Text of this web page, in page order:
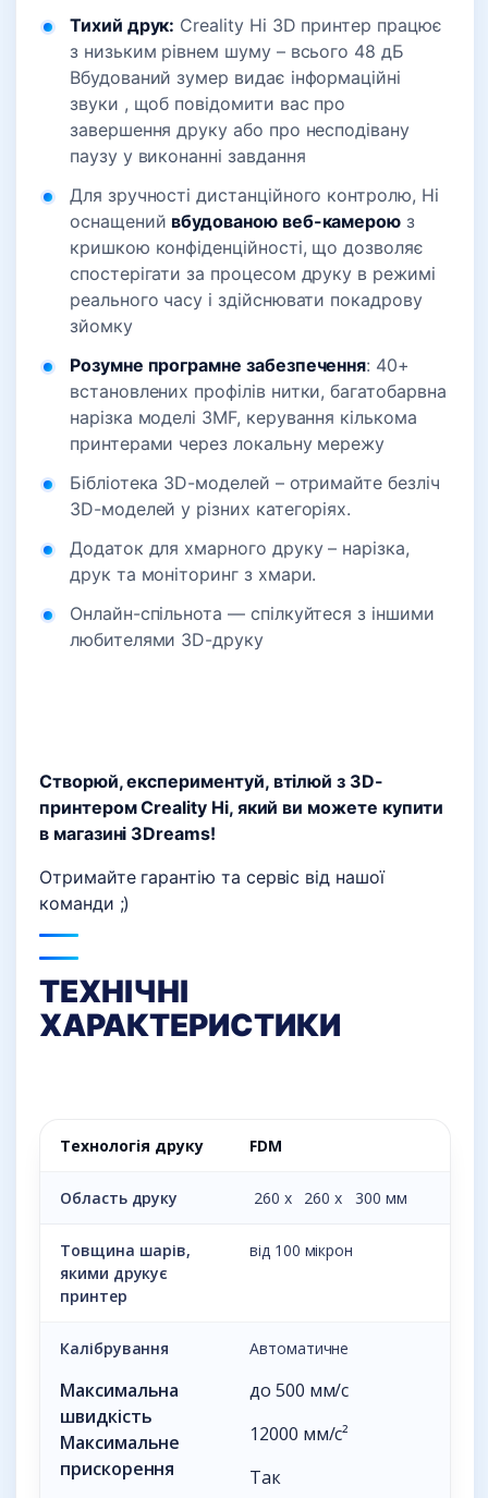
Тихий друк: Creality Hi 3D принтер працює
з низьким рівнем шуму – всього 48 дБ
Вбудований зумер видає інформаційні
звуки , щоб повідомити вас про
завершення друку або про несподівану
паузу у виконанні завдання
Для зручності дистанційного контролю, Hi
оснащений вбудованою веб-камерою з
кришкою конфіденційності, що дозволяє
спостерігати за процесом друку в режимі
реального часу і здійснювати покадрову
зйомку
Розумне програмне забезпечення: 40+
встановлених профілів нитки, багатобарвна
нарізка моделі 3MF, керування кількома
принтерами через локальну мережу
Бібліотека 3D-моделей – отримайте безліч
3D-моделей у різних категоріях.
Додаток для хмарного друку – нарізка,
друк та моніторинг з хмари.
Онлайн-спільнота — спілкуйтеся з іншими
любителями 3D-друку
Створюй, експериментуй, втілюй з 3D-
принтером Creality Hi, який ви можете купити
в магазині 3Dreams!
Отримайте гарантію та сервіс від нашої
команди ;)
ТЕХНІЧНІ
ХАРАКТЕРИСТИКИ
Технологія друку FDM
Область друку 260 х 260 х 300 мм
Товщина шарів,
якими друкує
принтер
від 100 мікрон
Калібрування
Максимальна
швидкість
Максимальне
прискорення
Автоматичне
до 500 мм/c
12000 мм/с²
Так